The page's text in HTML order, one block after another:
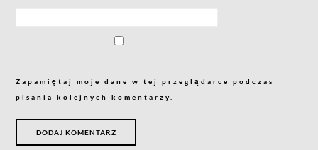
Zapamiętaj moje dane w tej przeglądarce podczas
pisania kolejnych komentarzy.